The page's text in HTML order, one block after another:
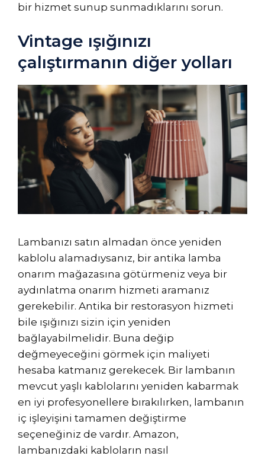
bir hizmet sunup sunmadıklarını sorun.
Vintage ışığınızı
çalıştırmanın diğer yolları
Lambanızı satın almadan önce yeniden
kablolu alamadıysanız, bir antika lamba
onarım mağazasına götürmeniz veya bir
aydınlatma onarım hizmeti aramanız
gerekebilir. Antika bir restorasyon hizmeti
bile ışığınızı sizin için yeniden
bağlayabilmelidir. Buna değip
değmeyeceğini görmek için maliyeti
hesaba katmanız gerekecek. Bir lambanın
mevcut yaşlı kablolarını yeniden kabarmak
en iyi profesyonellere bırakılırken, lambanın
iç işleyişini tamamen değiştirme
seçeneğiniz de vardır. Amazon,
lambanızdaki kabloların nasıl